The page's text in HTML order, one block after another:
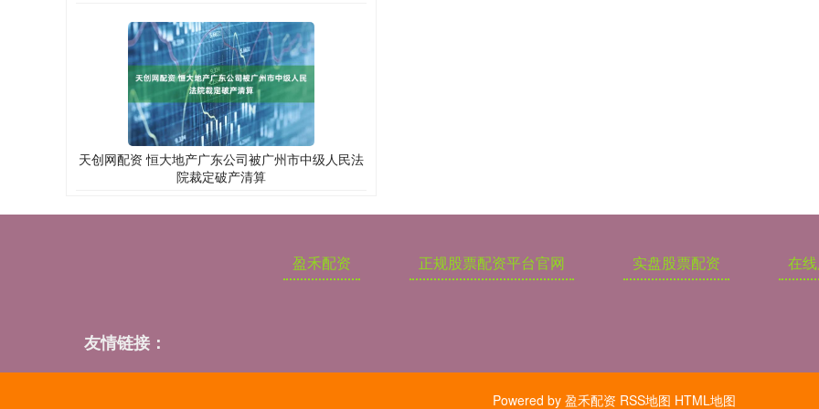
天创网配资 恒大地产广东公司被广州市中级人民法
院裁定破产清算
盈禾配资 正规股票配资平台官网 实盘股票配资 在
友情链接：
Powered by 盈禾配资 RSS地图 HTML地图